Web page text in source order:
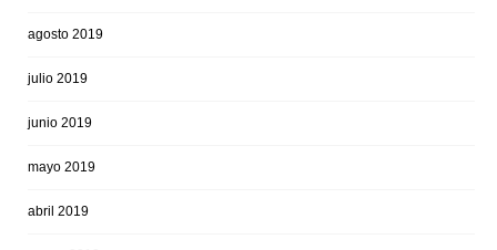
agosto 2019
julio 2019
junio 2019
mayo 2019
abril 2019